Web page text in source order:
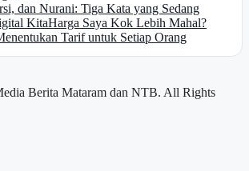
dan Nurani: Tiga Kata yang Sedang
KitaHarga Saya Kok Lebih Mahal?
Tarif untuk Setiap Orang
Berita Mataram dan NTB. All Rights